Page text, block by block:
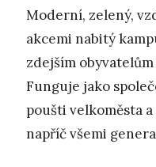
Moderní, zelený,
akcemi nabitý
zdejším
Funguje jako
poušti velkoměsta
napříč všemi